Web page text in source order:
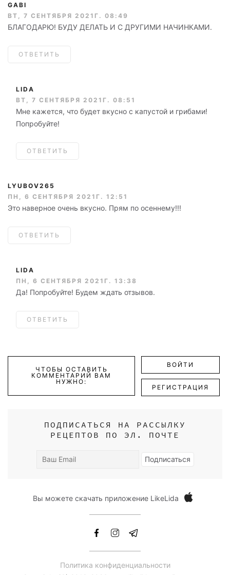
GABI
ВТ, 7 СЕНТЯБРЯ 2021Г. 08:49
БЛАГОДАРЮ! БУДУ ДЕЛАТЬ И С ДРУГИМИ НАЧИНКАМИ.
ОТВЕТИТЬ
LIDA
ВТ, 7 СЕНТЯБРЯ 2021Г. 08:51
Мне кажется, что будет вкусно с капустой и грибами!
Попробуйте!
ОТВЕТИТЬ
LYUBOV265
ПН, 6 СЕНТЯБРЯ 2021Г. 12:51
Это наверное очень вкусно. Прям по осеннему!!!
ОТВЕТИТЬ
LIDA
ПН, 6 СЕНТЯБРЯ 2021Г. 13:38
Да! Попробуйте! Будем ждать отзывов.
ОТВЕТИТЬ
ЧТОБЫ ОСТАВИТЬ
КОММЕНТАРИЙ ВАМ
НУЖНО:
ВОЙТИ
РЕГИСТРАЦИЯ
ПОДПИСАТЬСЯ НА РАССЫЛКУ
РЕЦЕПТОВ ПО ЭЛ. ПОЧТЕ
Ваш
Подписаться
Вы можете скачать приложение LikeLida
Политика конфиденциальности